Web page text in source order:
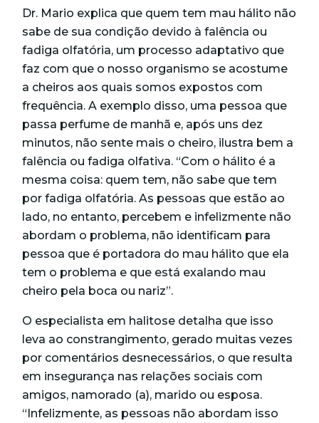
Dr. Mario explica que quem tem mau hálito não
sabe de sua condição devido à falência ou
fadiga olfatória, um processo adaptativo que
faz com que o nosso organismo se acostume
a cheiros aos quais somos expostos com
frequência. A exemplo disso, uma pessoa que
passa perfume de manhã e, após uns dez
minutos, não sente mais o cheiro, ilustra bem a
falência ou fadiga olfativa. “Com o hálito é a
mesma coisa: quem tem, não sabe que tem
por fadiga olfatória. As pessoas que estão ao
lado, no entanto, percebem e infelizmente não
abordam o problema, não identificam para
pessoa que é portadora do mau hálito que ela
tem o problema e que está exalando mau
cheiro pela boca ou nariz”.
O especialista em halitose detalha que isso
leva ao constrangimento, gerado muitas vezes
por comentários desnecessários, o que resulta
em insegurança nas relações sociais com
amigos, namorado (a), marido ou esposa.
“Infelizmente, as pessoas não abordam isso